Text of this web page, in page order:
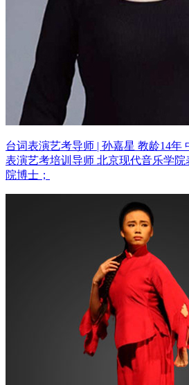
台词表演艺考导师 | 孙嘉星 教龄14年
表演艺考培训导师 北京现代音乐学
院博士；